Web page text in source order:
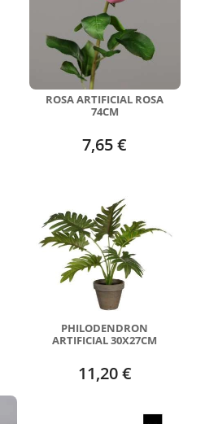
ROSA ARTIFICIAL ROSA
74CM
7,65 €
PHILODENDRON
ARTIFICIAL 30X27CM
11,20 €